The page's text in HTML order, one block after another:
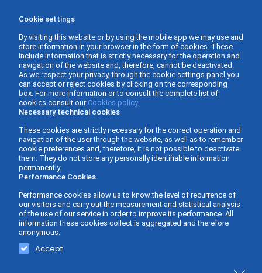
Gabinete Asesor Fernàndez - Business Consulting ©
2026 -
Privacy policy
Cookie settings
By visiting this website or by using the mobile app we may use and
store information in your browser in the form of cookies. These
include information that is strictly necessary for the operation and
navigation of the website and, therefore, cannot be deactivated.
As we respect your privacy, through the cookie settings panel you
can accept or reject cookies by clicking on the corresponding
box. For more information or to consult the complete list of
cookies consult our Cookies policy.
Necessary technical cookies
These cookies are strictly necessary for the correct operation and
navigation of the user through the website, as well as to remember
cookie preferences and, therefore, it is not possible to deactivate
them. They do not store any personally identifiable information
permanently.
Performance Cookies
Performance cookies allow us to know the level of recurrence of
our visitors and carry out the measurement and statistical analysis
of the use of our service in order to improve its performance. All
information these cookies collect is aggregated and therefore
anonymous.
Accept